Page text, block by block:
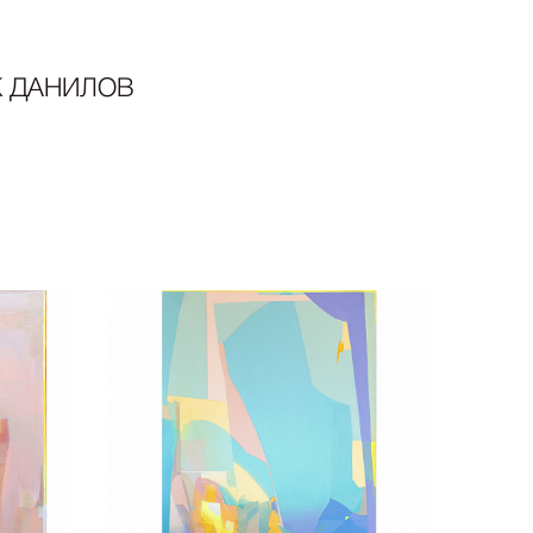
ДАНИЛОВ